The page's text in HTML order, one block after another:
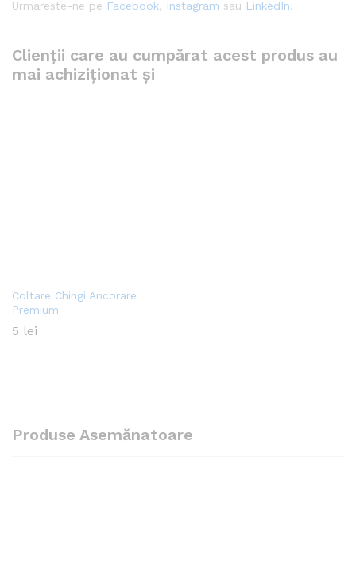
Urmareste-ne pe Facebook, Instagram sau LinkedIn.
Clienții care au cumpărat acest produs au
mai achiziționat și
Coltare Chingi Ancorare
Premium
5 lei
Produse Asemănatoare